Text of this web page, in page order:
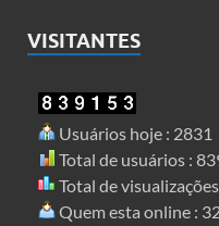
VISITANTES
Usuários hoje : 2831
Total de usuários :
Total de
Quem esta online :